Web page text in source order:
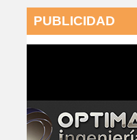
PUBLICIDAD